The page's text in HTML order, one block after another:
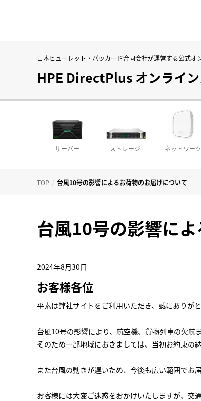
日本ヒューレット・パッカード合同会社が運営する公式オ
HPE DirectPlus オンライ
サーバー ストレージ ネットワーク
TOP 台風10号の影響によるお荷物のお届けについて
台風10号の影響に
2024年8月30日
お客様各位
平素は弊社サイトをご利用いただき、誠にありがと
台風10号の影響により、航空機、貨物列車の欠航
そのため一部地域におきましては、当初お約束の
また台風の動きが遅いため、今後も広い範囲でお
お客様には大変ご迷惑をおかけいたしますが、交